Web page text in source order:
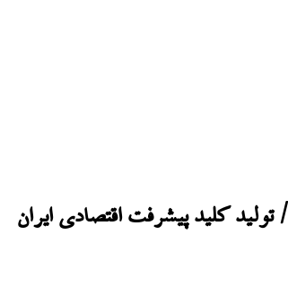
کلید پیشرفت اقتصادی ایران